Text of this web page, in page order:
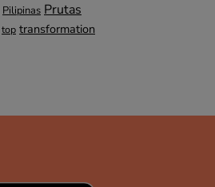
Pilipinas Prutas
top transformation